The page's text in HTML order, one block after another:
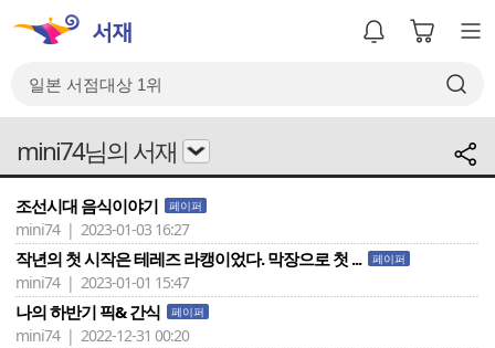
mini74님의 서재
조선시대 음식이야기 페이퍼
mini74 | 2023-01-03 16:27
작년의 첫 시작은 테레즈 라캥이었다. 막장으로 첫 ... 페이퍼
mini74 | 2023-01-01 15:47
나의 하반기 픽& 간식 페이퍼
mini74 | 2022-12-31 00:20